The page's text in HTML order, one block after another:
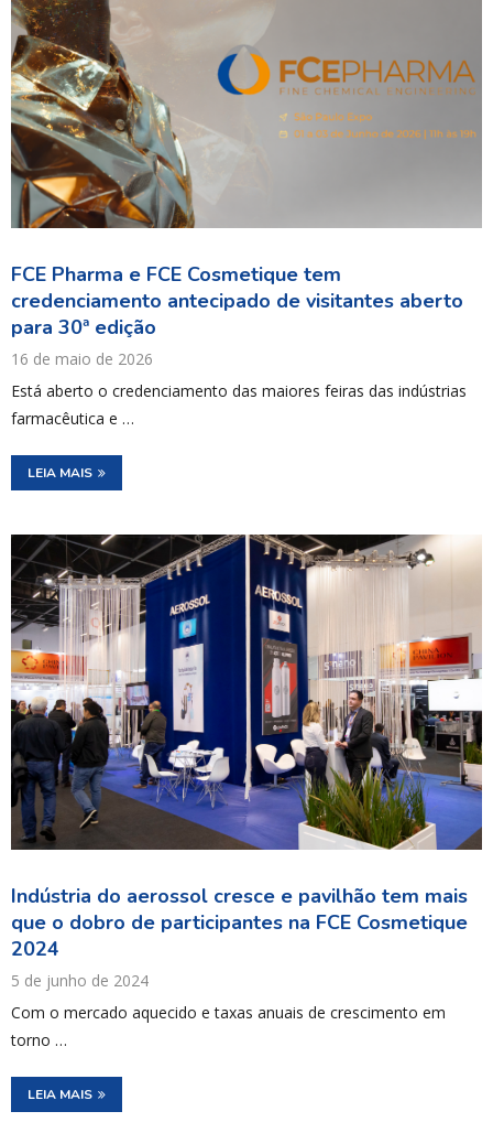
FCE Pharma e FCE Cosmetique tem
credenciamento antecipado de visitantes aberto
para 30ª edição
16 de maio de 2026
Está aberto o credenciamento das maiores feiras das indústrias
farmacêutica e …
LEIA MAIS
Indústria do aerossol cresce e pavilhão tem mais
que o dobro de participantes na FCE Cosmetique
2024
5 de junho de 2024
Com o mercado aquecido e taxas anuais de crescimento em
torno …
LEIA MAIS